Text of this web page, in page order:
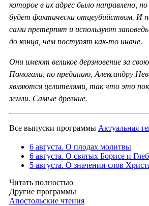
которое в их адрес было направлено,
будет фактически отцеубийством. И
сами претерпят и используют
до конца, чем поступят как-то иначе.
Они имеют великое дерзновение за
Помогали, по преданию, Александру
являются целителями, так что это
земли. Самые древние.
Все выпуски программы Актуальная
6 августа. О плодах молитвы
6 августа. О святых Борисе и
5 августа. О значении слов
Читать полностью
Другие программы
Апостольские чтения